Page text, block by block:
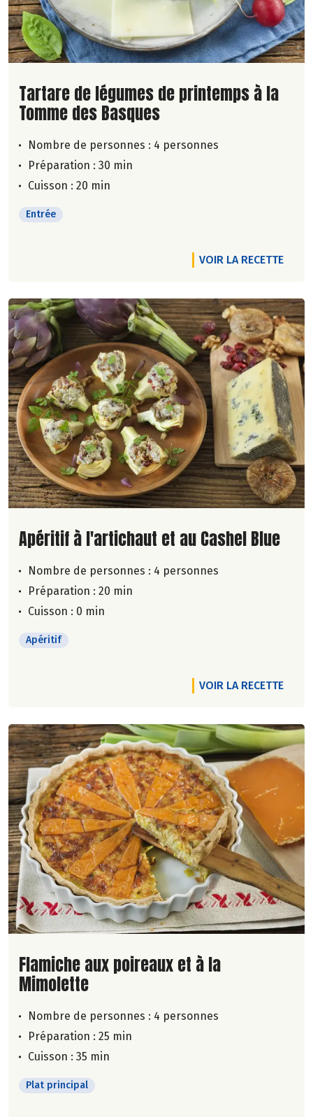
Lire la suite de la recette
Tartare de légumes de printemps à la
Tomme des Basques
Nombre de personnes : 4 personnes
Préparation : 30 min
Cuisson : 20 min
Entrée
VOIR LA RECETTE
Lire la suite de la recette
Apéritif à l'artichaut et au Cashel Blue
Nombre de personnes : 4 personnes
Préparation : 20 min
Cuisson : 0 min
Apéritif
VOIR LA RECETTE
Lire la suite de la recette
Flamiche aux poireaux et à la
Mimolette
Nombre de personnes : 4 personnes
Préparation : 25 min
Cuisson : 35 min
Plat principal